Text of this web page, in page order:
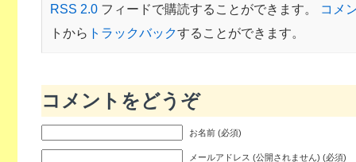
RSS 2.0フィードで購読することができます。
コメ
トから トラックバックすることができます。
コメントをどうぞ
お名前 (必須)
メールアドレス (公開されません) (必須)